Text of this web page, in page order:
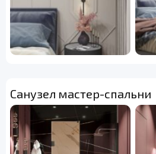
Санузел мастер-спальни